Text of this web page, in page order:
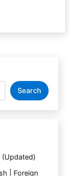
Search
(Updated)
| Foreign